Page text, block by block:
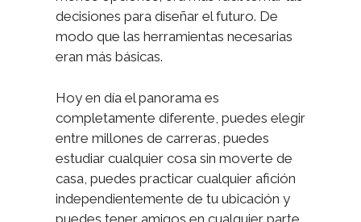
decisiones para diseñar el futuro. De
modo que las herramientas necesarias
eran más básicas.
Hoy en día el panorama es
completamente diferente, puedes elegir
entre millones de carreras, puedes
estudiar cualquier cosa sin moverte de
casa, puedes practicar cualquier afición
independientemente de tu ubicación y
puedes tener amigos en cualquier parte